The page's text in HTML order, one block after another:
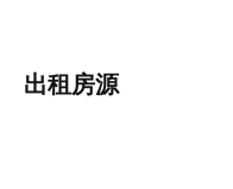
出租房源